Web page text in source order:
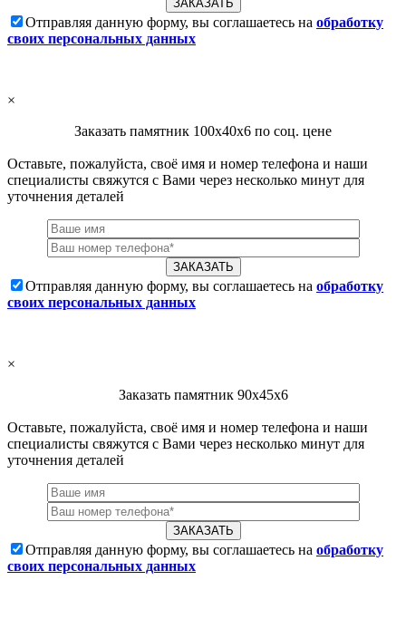
Отправляя данную форму, вы соглашаетесь на обработку
своих персональных данных
×
Заказать памятник 100х40х6 по соц. цене
Оставьте, пожалуйста, своё имя и номер телефона и наши
специалисты свяжутся с Вами через несколько минут для
уточнения деталей
Отправляя данную форму, вы соглашаетесь на обработку
своих персональных данных
×
Заказать памятник 90х45х6
Оставьте, пожалуйста, своё имя и номер телефона и наши
специалисты свяжутся с Вами через несколько минут для
уточнения деталей
Отправляя данную форму, вы соглашаетесь на обработку
своих персональных данных